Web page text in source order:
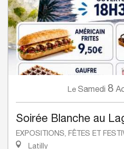
Le Samedi 8
Soirée Blanche au
EXPOSITIONS, FÊTES ET
Latilly